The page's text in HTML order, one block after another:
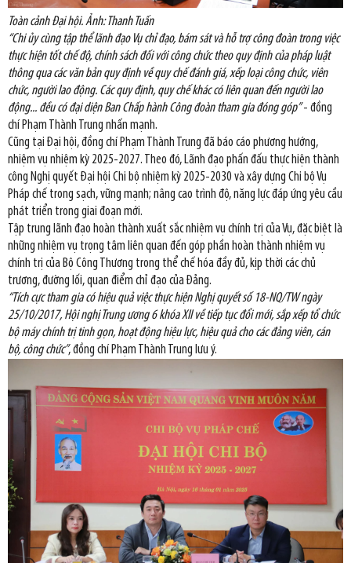
Toàn cảnh Đại hội. Ảnh: Thanh Tuấn
“Chi ủy cùng tập thể lãnh đạo Vụ chỉ đạo, bám sát và hỗ trợ công đoàn trong việc
thực hiện tốt chế độ, chính sách đối với công chức theo quy định của pháp luật
thông qua các văn bản quy định về quy chế đánh giá, xếp loại công chức, viên
chức, người lao động. Các quy định, quy chế khác có liên quan đến người lao
động... đều có đại diện Ban Chấp hành Công đoàn tham gia đóng góp”- đồng
chí Phạm Thành Trung nhấn mạnh.
Cũng tại Đại hội, đồng chí Phạm Thành Trung đã báo cáo phương hướng,
nhiệm vụ nhiệm kỳ 2025-2027. Theo đó, Lãnh đạo phấn đấu thực hiện thành
công Nghị quyết Đại hội Chi bộ nhiệm kỳ 2025-2030 và xây dựng Chi bộ Vụ
Pháp chế trong sạch, vững mạnh; nâng cao trình độ, năng lực đáp ứng yêu cầu
phát triển trong giai đoạn mới.
Tập trung lãnh đạo hoàn thành xuất sắc nhiệm vụ chính trị của Vụ, đặc biệt là
những nhiệm vụ trọng tâm liên quan đến góp phần hoàn thành nhiệm vụ
chính trị của Bộ Công Thương trong thể chế hóa đầy đủ, kịp thời các chủ
trương, đường lối, quan điểm chỉ đạo của Đảng.
“Tích cực tham gia có hiệu quả việc thực hiện Nghị quyết số 18-NQ/TW ngày
25/10/2017, Hội nghị Trung ương 6 khóa XII về tiếp tục đổi mới, sắp xếp tổ chức
bộ máy chính trị tinh gọn, hoạt động hiệu lực, hiệu quả cho các đảng viên, cán
bộ, công chức”, đồng chí Phạm Thành Trung lưu ý.